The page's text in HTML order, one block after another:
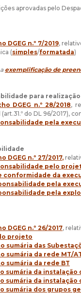
aprovadas pelo
DGEG n.º 7/2019,
(simples/formatada)
exemplificação de
para
DGEG n.º 28/2018,
do DL 96/2017),
pela
DGEG n.º 27/2017,
pelo
conformidade da
pela
pela
DGEG n.º 26/2017,
projeto
sumária das
sumária da rede MT/
sumária da rede BT
sumária da instalação
sumária da instalação
sumária dos grupos